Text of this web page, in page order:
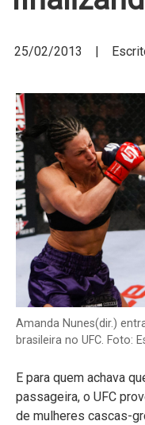
25/02/2013 | Escrito
Amanda Nunes(dir.)
brasileira no UFC. Foto:
E para quem achava
passageira, o UFC
de mulheres cascas-